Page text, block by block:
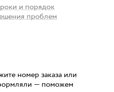
и порядок
проблем
номер заказа или
— поможем